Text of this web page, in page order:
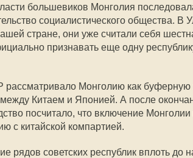
большевиков Монголия
социалистического общества. В
стране, они уже считали себя
признавать еще одну
Монголию как буферную
Китаем и Японией. А после
посчитало, что включение
с китайской компартией.
рядов советских республик вплоть до